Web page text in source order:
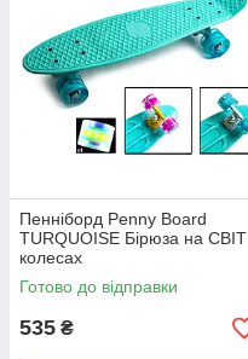
Пенніборд Penny Board
TURQUOISE Бірюза на СВІТ
колесах
Готово до відправки
535 ₴